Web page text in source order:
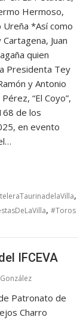
Hermoso,
Ureña *Así como
Cartagena, Juan
quien
Presidenta Tey
y Antonio
“El Coyo”,
de los
en evento
,
,#Toros
IFCEVA
Patronato de
Charro